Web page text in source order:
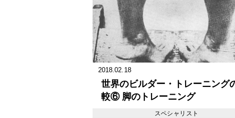
2018.02.18
世界のビルダー・トレーニング
較⑥ 脚のトレーニング
スペシャリスト